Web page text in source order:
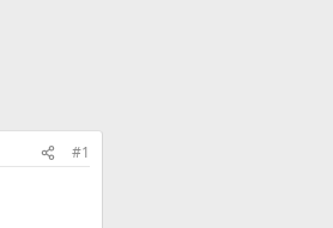
#1